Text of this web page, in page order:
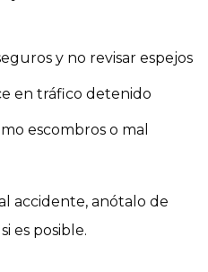
y no revisar espejos
en tráfico detenido
escombros o mal
accidente, anótalo de
es posible.